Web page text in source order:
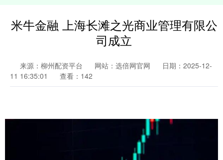
米牛金融 上海长滩之光商业管理有限公
司成立
来源：柳州配资平台 网站：选倍网官网
日期：2025-12-
11 16:35:01
查看：142